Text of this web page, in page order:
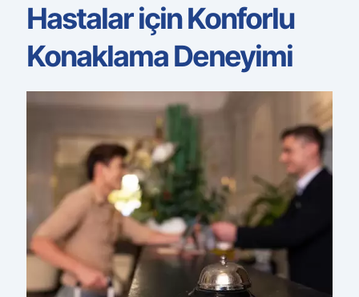
Hastalar için Konforlu
Konaklama Deneyimi